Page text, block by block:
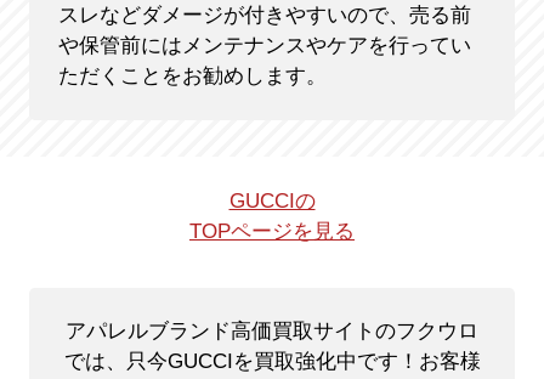
スレなどダメージが付きやすいので、売る前
や保管前にはメンテナンスやケアを行ってい
ただくことをお勧めします。
GUCCIの
TOPページを見る
アパレルブランド高価買取サイトのフクウロ
では、只今GUCCIを買取強化中です！ お客様